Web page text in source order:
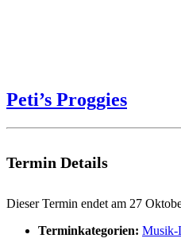
Peti’s Proggies
Termin Details
Dieser Termin endet am 27
Terminkategorien: Musik-